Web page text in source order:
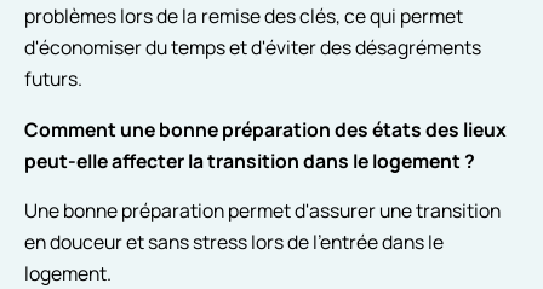
problèmes lors de la remise des clés, ce qui permet
d'économiser du temps et d'éviter des désagréments
futurs.
Comment une bonne préparation des états des lieux
peut-elle affecter la transition dans le logement ?
Une bonne préparation permet d'assurer une transition
en douceur et sans stress lors de l'entrée dans le
logement.